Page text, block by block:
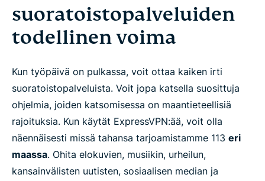
suoratoistopalveluiden
todellinen voima
Kun työpäivä on pulkassa, voit ottaa kaiken irti
suoratoistopalveluista. Voit jopa katsella suosittuja
ohjelmia, joiden katsomisessa on maantieteellisiä
rajoituksia. Kun käytät ExpressVPN:ää, voit olla
näennäisesti missä tahansa tarjoamistamme 113 eri
maassa. Ohita elokuvien, musiikin, urheilun,
kansainvälisten uutisten, sosiaalisen median ja